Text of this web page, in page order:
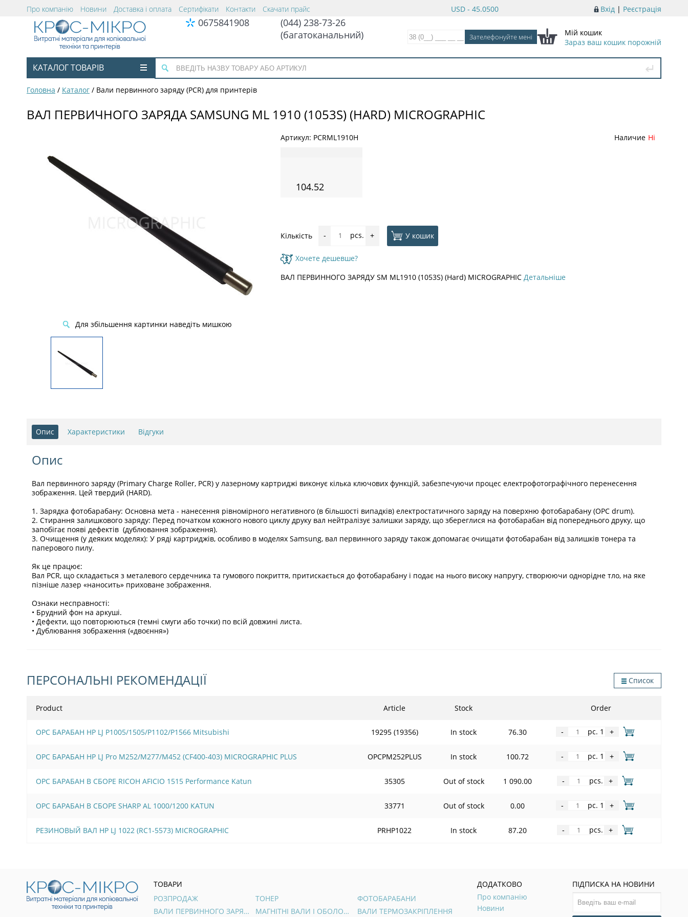
Вхід | Реєстрація
USD - 45.0500
Про компанію Новини Доставка і оплата Сертифікати Контакти Скачати прайс
0675841908
(044) 238-73-26
(багатоканальний)
Мій кошик
Зараз ваш кошик порожній
КАТАЛОГ ТОВАРІВ
Головна / Каталог / Вали первинного заряду (PCR) для принтерів
ВАЛ ПЕРВИЧНОГО ЗАРЯДА SAMSUNG ML 1910 (1053S) (HARD) MICROGRAPHIC
Для збільшення картинки наведіть мишкою
Артикул: PCRML1910H Наличие Ні
104.52
Кількість - pcs. + У кошик
Хочете дешевше?
ВАЛ ПЕРВИННОГО ЗАРЯДУ SM ML1910 (1053S) (Hard) MICROGRAPHIC Детальніше
Опис Характеристики Відгуки
Опис
Вал первинного заряду (Primary Charge Roller, PCR) у лазерному картриджі виконує кілька ключових функцій, забезпечуючи процес електрофотографічного перенесення
зображення. Цей твердий (HARD).
1. Зарядка фотобарабану: Основна мета - нанесення рівномірного негативного (в більшості випадків) електростатичного заряду на поверхню фотобарабану (OPC drum).
2. Стирання залишкового заряду: Перед початком кожного нового циклу друку вал нейтралізує залишки заряду, що збереглися на фотобарабан від попереднього друку, що
запобігає появі дефектів (дублювання зображення).
3. Очищення (у деяких моделях): У ряді картриджів, особливо в моделях Samsung, вал первинного заряду також допомагає очищати фотобарабан від залишків тонера та
паперового пилу.
Як це працює:
Вал PCR, що складається з металевого сердечника та гумового покриття, притискається до фотобарабану і подає на нього високу напругу, створюючи однорідне тло, на яке
пізніше лазер «наносить» приховане зображення.
Ознаки несправності:
• Брудний фон на аркуші.
• Дефекти, що повторюються (темні смуги або точки) по всій довжині листа.
• Дублювання зображення («двоєння»)
ПЕРСОНАЛЬНІ РЕКОМЕНДАЦІЇ Список
Product Article Stock Order
OPC БАРАБАН HP LJ P1005/1505/Р1102/Р1566 Mitsubishi 19295 (19356) In stock 76.30 - pc. 1 +
OPC БАРАБАН HP LJ Pro M252/M277/M452 (CF400-403) MICROGRAPHIC PLUS OPCPM252PLUS In stock 100.72 - pc. 1 +
OPC БАРАБАН В СБОРЕ RICOH AFICIO 1515 Performance Katun 35305 Out of stock 1 090.00 - pcs. +
OPC БАРАБАН В СБОРЕ SHARP AL 1000/1200 KATUN 33771 Out of stock 0.00 - pc. 1 +
РЕЗИНОВЫЙ ВАЛ HP LJ 1022 (RC1-5573) MICROGRAPHIC PRHP1022 In stock 87.20 - pcs. +
ТОВАРИ
РОЗПРОДАЖ
ТОНЕР
ФОТОБАРАБАНИ
ВАЛИ ПЕРВИННОГО ЗАРЯДУ
МАГНІТНІ ВАЛИ І ОБОЛОНКИ ВАЛИ ТЕРМОЗАКРІПЛЕННЯ
ДОДАТКОВО
Про компанію
Новини
ПІДПИСКА НА НОВИНИ